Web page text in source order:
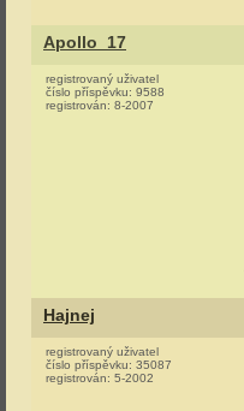
Apollo_17
registrovaný uživatel
číslo příspěvku: 9588
registrován: 8-2007
Hajnej
registrovaný uživatel
číslo příspěvku: 35087
registrován: 5-2002